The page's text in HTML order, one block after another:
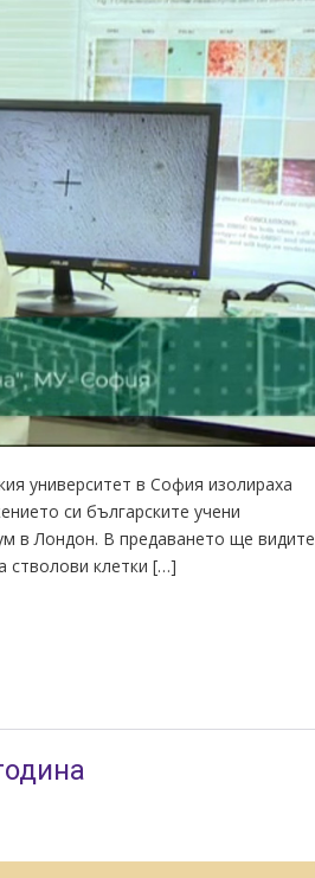
университет в София изолираха
си българските учени
в Лондон. В предаването ще видите
стволови клетки […]